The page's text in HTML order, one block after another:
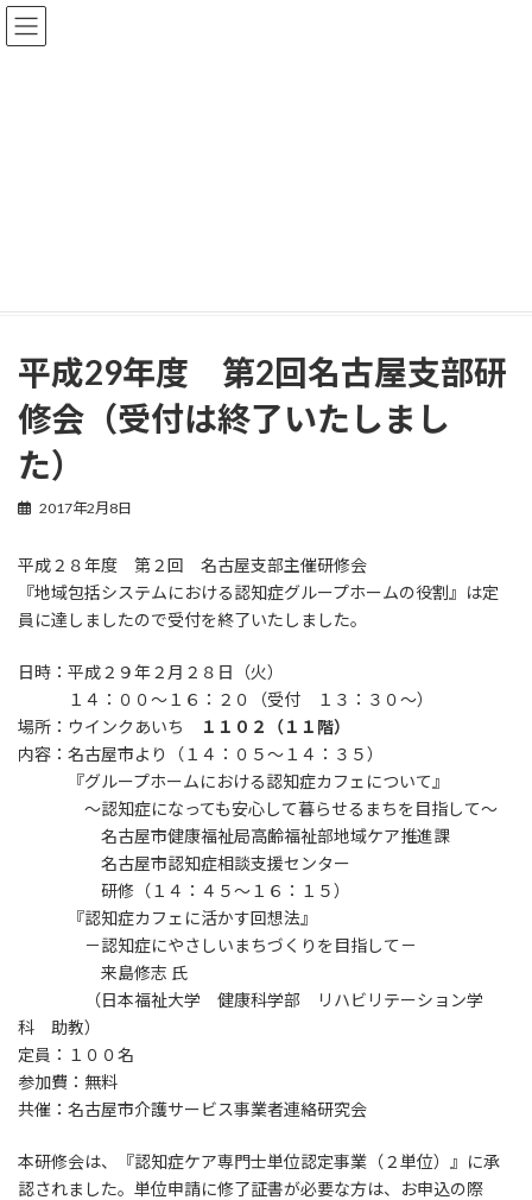
コ
ン
ナ
ビ
平成29年度 第2回名古屋支部研
修会（受付は終了いたしまし
た）
2017年2月8日
平成２８年度 第２回 名古屋支部主催研修会
『地域包括システムにおける認知症グループホームの役割』は定
員に達しましたので受付を終了いたしました。
日時：平成２９年２月２８日（火）
１４：００～１６：２０（受付 １３：３０～）
場所：ウインクあいち
１１０２（１１階）
内容：名古屋市より（１４：０５～１４：３５）
『グループホームにおける認知症カフェについて』
～認知症になっても安心して暮らせるまちを目指して～
名古屋市健康福祉局高齢福祉部地域ケア推進課
名古屋市認知症相談支援センター
研修（１４：４５～１６：１５）
『認知症カフェに活かす回想法』
－認知症にやさしいまちづくりを目指して－
来島修志 氏
（日本福祉大学 健康科学部 リハビリテーション学
科 助教）
定員：１００名
参加費：無料
共催：名古屋市介護サービス事業者連絡研究会
本研修会は、『認知症ケア専門士単位認定事業（２単位）』に承
認されました。単位申請に修了証書が必要な方は、お申込の際